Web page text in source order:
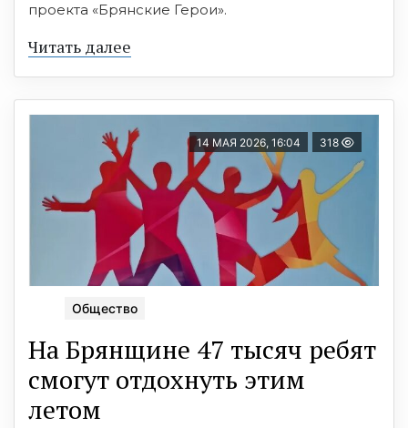
проекта «Брянские Герои».
Читать далее
14 МАЯ 2026, 16:04 318
Общество
На Брянщине 47 тысяч ребят
смогут отдохнуть этим
летом